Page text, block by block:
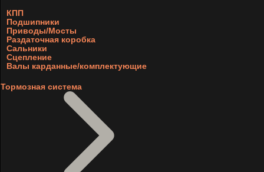
КПП
Подшипники
Приводы/Мосты
Раздаточная коробка
Сальники
Сцепление
Валы карданные/комплектующие
Тормозная система